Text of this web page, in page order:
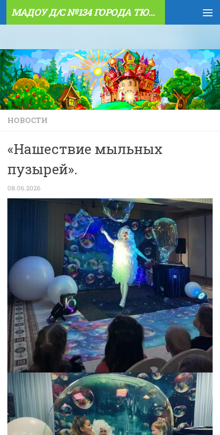
Skip to content МАДОУ Д/С №134 ГОРОДА ТЮМЕНИ
НОВОСТИ
«Нашествие мыльных
пузырей».
08.06.2026